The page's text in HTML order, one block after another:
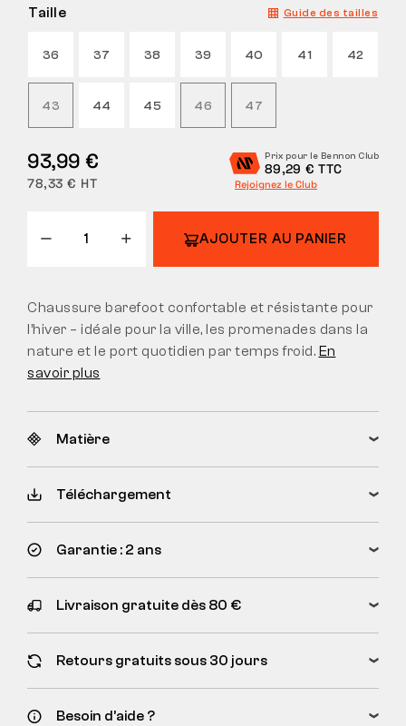
Taille Guide des tailles
36 37 38 39 40 41 42
43 44 45 46 47
93,99 €
78,33 € HT
Prix pour le Bennon Club
89,29 € TTC
Rejoignez le Club
AJOUTER AU PANIER
Chaussure barefoot confortable et résistante pour
l’hiver – idéale pour la ville, les promenades dans la
nature et le port quotidien par temps froid. En
savoir plus
Matière
Téléchargement
Garantie : 2 ans
Livraison gratuite dès 80 €
Retours gratuits sous 30 jours
Besoin d’aide ?